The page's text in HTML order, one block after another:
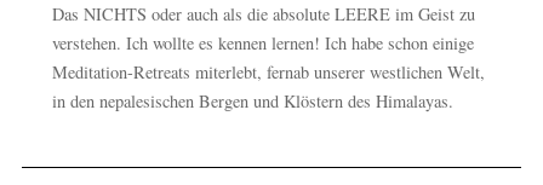
Das NICHTS oder auch als die absolute LEERE im Geist zu
verstehen. Ich wollte es kennen lernen! Ich habe schon einige
Meditation-Retreats miterlebt, fernab unserer westlichen Welt,
in den nepalesischen Bergen und Klöstern des Himalayas.